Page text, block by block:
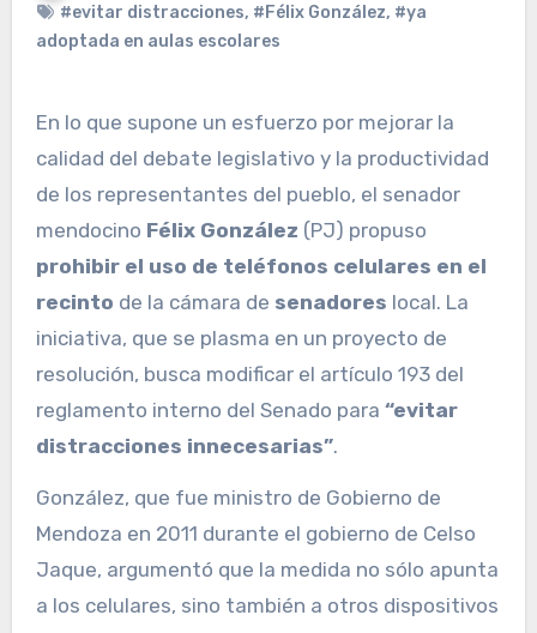
#evitar distracciones, #Félix González, #ya
adoptada en aulas escolares
En lo que supone un esfuerzo por mejorar la
calidad del debate legislativo y la productividad
de los representantes del pueblo, el senador
mendocino Félix González (PJ) propuso
prohibir el uso de teléfonos celulares en el
recinto de la cámara de senadores local. La
iniciativa, que se plasma en un proyecto de
resolución, busca modificar el artículo 193 del
reglamento interno del Senado para “evitar
distracciones innecesarias”.
González, que fue ministro de Gobierno de
Mendoza en 2011 durante el gobierno de Celso
Jaque, argumentó que la medida no sólo apunta
a los celulares, sino también a otros dispositivos